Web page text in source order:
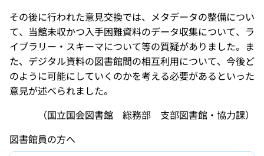
その後に行われた意見交換では、メタデータの整備につい
て、当館未収かつ入手困難資料のデータ収集について、ラ
イブラリー・スキーマについて等の質疑がありました。ま
た、デジタル資料の図書館間の相互利用について、今後ど
のように可能にしていくのかを考える必要があるといった
意見が述べられました。
（国立国会図書館 総務部 支部図書館・協力課）
図書館員の方へ